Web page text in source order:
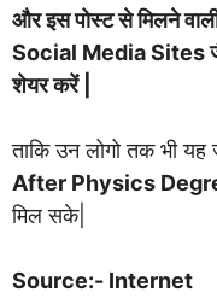
और इस पोस्ट से मिलने
Social Media Sites
शेयर करें |
ताकि उन लोगो तक भी
After Physics
मिल सके|
Source:- Internet